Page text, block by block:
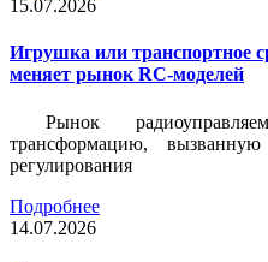
15.07.2026
Игрушка или транспортное
меняет рынок RC-моделей
Рынок
трансформацию, вызванную
регулирования
Подробнее
14.07.2026